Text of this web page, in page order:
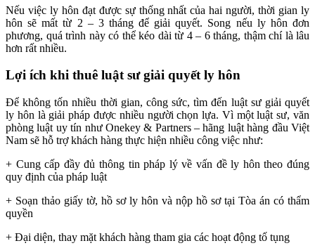
Nếu việc ly hôn đạt được sự thống nhất của hai người, thời gian ly
hôn sẽ mất từ 2 – 3 tháng để giải quyết. Song nếu ly hôn đơn
phương, quá trình này có thể kéo dài từ 4 – 6 tháng, thậm chí là lâu
hơn rất nhiều.
Lợi ích khi thuê luật sư giải quyết ly hôn
Để không tốn nhiều thời gian, công sức, tìm đến luật sư giải quyết
ly hôn là giải pháp được nhiều người chọn lựa. Vì một luật sư, văn
phòng luật uy tín như Onekey & Partners – hãng luật hàng đầu Việt
Nam sẽ hỗ trợ khách hàng thực hiện nhiều công việc như:
+ Cung cấp đầy đủ thông tin pháp lý về vấn đề ly hôn theo đúng
quy định của pháp luật
+ Soạn thảo giấy tờ, hồ sơ ly hôn và nộp hồ sơ tại Tòa án có thẩm
quyền
+ Đại diện, thay mặt khách hàng tham gia các hoạt động tố tụng